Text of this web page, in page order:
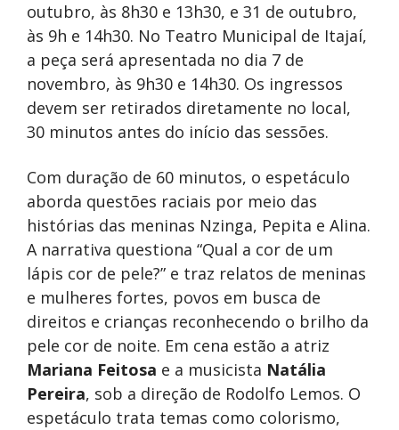
outubro, às 8h30 e 13h30, e 31 de outubro,
às 9h e 14h30. No Teatro Municipal de Itajaí,
a peça será apresentada no dia 7 de
novembro, às 9h30 e 14h30. Os ingressos
devem ser retirados diretamente no local,
30 minutos antes do início das sessões.
Com duração de 60 minutos, o espetáculo
aborda questões raciais por meio das
histórias das meninas Nzinga, Pepita e Alina.
A narrativa questiona “Qual a cor de um
lápis cor de pele?” e traz relatos de meninas
e mulheres fortes, povos em busca de
direitos e crianças reconhecendo o brilho da
pele cor de noite. Em cena estão a atriz
Mariana Feitosa e a musicista Natália
Pereira, sob a direção de Rodolfo Lemos. O
espetáculo trata temas como colorismo,